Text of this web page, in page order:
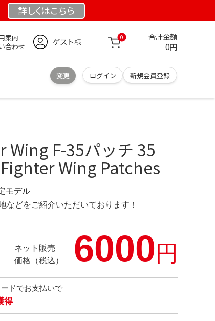
詳しくはこちら
案内
合わせ
ゲスト様 0 合計金額
0円
変更 ログイン 新規会員登録
Wing F-35パッチ 35
Wing Patches
モデル
などをご紹介いただいております！
ネット販売
価格（税込）
6000円
ドでお支払いで
得